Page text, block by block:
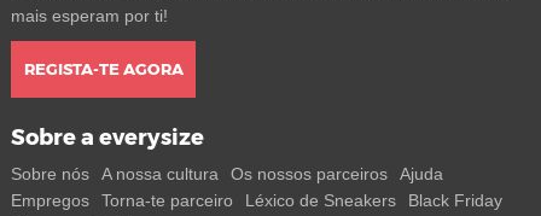
mais esperam por ti!
REGISTA-TE AGORA
Sobre a everysize
Sobre nós A nossa cultura Os nossos parceiros
Ajuda
Empregos
Torna-te parceiro Léxico de Sneakers
Black Friday